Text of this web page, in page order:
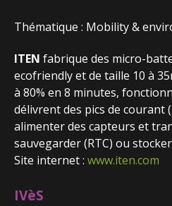
Thématique : Mobility &
ITEN fabrique des micro-
ecofriendly et de taille 10 à
à 80% en 8 minutes,
délivrent des pics de courant
alimenter des capteurs et
sauvegarder (RTC) ou
Site internet : www.iten.com
IVèS